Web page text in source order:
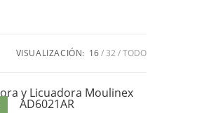
VISUALIZACIÓN: 16 32 TODO